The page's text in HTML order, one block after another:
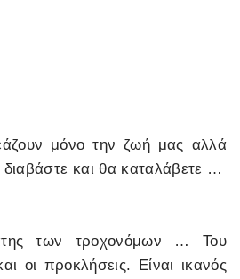
μόνο την ζωή μας αλλά
και θα καταλάβετε …
των τροχονόμων … Του
οι προκλήσεις. Είναι ικανός